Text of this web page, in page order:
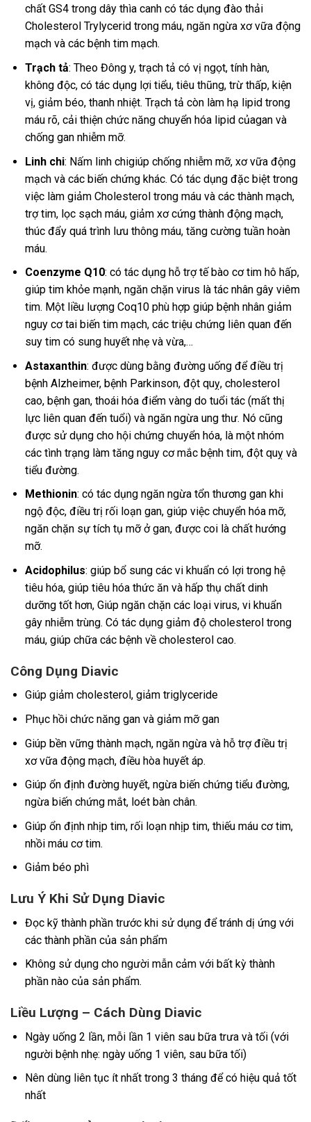
chất GS4 trong dây thìa canh có tác dụng đào thải
Cholesterol Trylycerid trong máu, ngăn ngừa xơ vữa động
mạch và các bệnh tim mạch.
Trạch tả: Theo Đông y, trạch tả có vị ngọt, tính hàn,
không độc, có tác dụng lợi tiểu, tiêu thũng, trừ thấp, kiện
vị, giảm béo, thanh nhiệt. Trạch tả còn làm hạ lipid trong
máu rõ, cải thiện chức năng chuyển hóa lipid củagan và
chống gan nhiễm mỡ.
Linh chi: Nấm linh chigiúp chống nhiễm mỡ, xơ vữa động
mạch và các biến chứng khác. Có tác dụng đặc biệt trong
việc làm giảm Cholesterol trong máu và các thành mạch,
trợ tim, lọc sạch máu, giảm xơ cứng thành động mạch,
thúc đẩy quá trình lưu thông máu, tăng cường tuần hoàn
máu.
Coenzyme Q10: có tác dụng hỗ trợ tế bào cơ tim hô hấp,
giúp tim khỏe mạnh, ngăn chặn virus là tác nhân gây viêm
tim. Một liều lượng Coq10 phù hợp giúp bệnh nhân giảm
nguy cơ tai biến tim mạch, các triệu chứng liên quan đến
suy tim có sung huyết nhẹ và vừa,…
Astaxanthin: được dùng bằng đường uống để điều trị
bệnh Alzheimer, bệnh Parkinson, đột quỵ, cholesterol
cao, bệnh gan, thoái hóa điểm vàng do tuổi tác (mất thị
lực liên quan đến tuổi) và ngăn ngừa ung thư. Nó cũng
được sử dụng cho hội chứng chuyển hóa, là một nhóm
các tình trạng làm tăng nguy cơ mắc bệnh tim, đột quỵ và
tiểu đường.
Methionin: có tác dụng ngăn ngừa tổn thương gan khi
ngộ độc, điều trị rối loạn gan, giúp việc chuyển hóa mỡ,
ngăn chặn sự tích tụ mỡ ở gan, được coi là chất hướng
mỡ.
Acidophilus: giúp bổ sung các vi khuẩn có lợi trong hệ
tiêu hóa, giúp tiêu hóa thức ăn và hấp thụ chất dinh
dưỡng tốt hơn, Giúp ngăn chặn các loại virus, vi khuẩn
gây nhiễm trùng. Có tác dụng giảm độ cholesterol trong
máu, giúp chữa các bệnh về cholesterol cao.
Công Dụng Diavic
Giúp giảm cholesterol, giảm triglyceride
Phục hồi chức năng gan và giảm mỡ gan
Giúp bền vững thành mạch, ngăn ngừa và hỗ trợ điều trị
xơ vữa động mạch, điều hòa huyết áp.
Giúp ổn định đường huyết, ngừa biến chứng tiểu đường,
ngừa biến chứng mắt, loét bàn chân.
Giúp ổn định nhịp tim, rối loạn nhịp tim, thiếu máu cơ tim,
nhồi máu cơ tim.
Giảm béo phì
Lưu Ý Khi Sử Dụng Diavic
Đọc kỹ thành phần trước khi sử dụng để tránh dị ứng với
các thành phần của sản phẩm
Không sử dụng cho người mẫn cảm với bất kỳ thành
phần nào của sản phẩm.
Liều Lượng – Cách Dùng Diavic
Ngày uống 2 lần, mỗi lần 1 viên sau bữa trưa và tối (với
người bệnh nhẹ: ngày uống 1 viên, sau bữa tối)
Nên dùng liên tục ít nhất trong 3 tháng để có hiệu quả tốt
nhất